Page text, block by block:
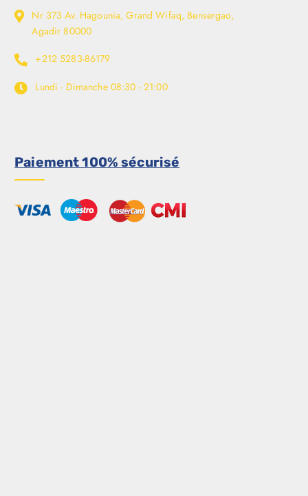
Nr 373 Av. Hagounia, Grand Wifaq, Bensergao,
Agadir 80000
+212 5283-86179
Lundi - Dimanche 08:30 - 21:00
Paiement 100% sécurisé